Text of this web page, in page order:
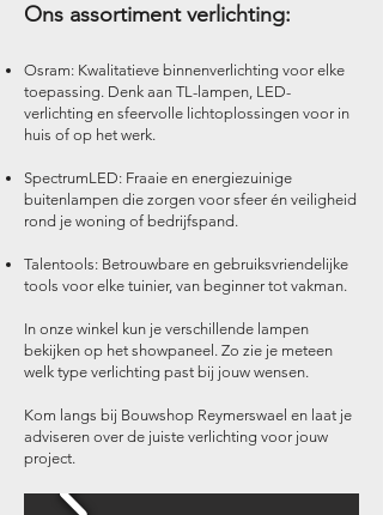
Ons assortiment verlichting:
Osram: Kwalitatieve binnenverlichting voor elke
toepassing. Denk aan TL-lampen, LED-
verlichting en sfeervolle lichtoplossingen voor in
huis of op het werk.
SpectrumLED: Fraaie en energiezuinige
buitenlampen die zorgen voor sfeer én veiligheid
rond je woning of bedrijfspand.
Talentools: Betrouwbare en gebruiksvriendelijke
tools voor elke tuinier, van beginner tot vakman.
In onze winkel kun je verschillende lampen
bekijken op het showpaneel. Zo zie je meteen
welk type verlichting past bij jouw wensen.
Kom langs bij Bouwshop Reymerswael en laat je
adviseren over de juiste verlichting voor jouw
project.